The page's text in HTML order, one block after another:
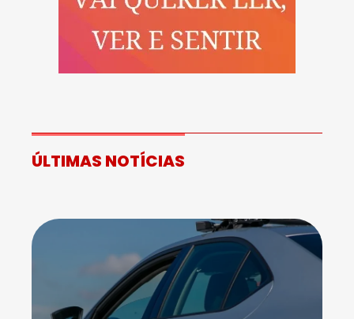
ÚLTIMAS NOTÍCIAS